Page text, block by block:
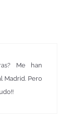
Me han
Madrid. Pero